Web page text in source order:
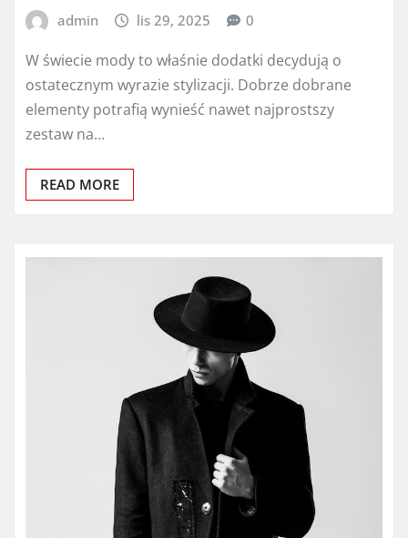
admin lis 29, 2025 0
W świecie mody to właśnie dodatki decydują o
ostatecznym wyrazie stylizacji. Dobrze dobrane
elementy potrafią wynieść nawet najprostszy
zestaw na…
READ MORE